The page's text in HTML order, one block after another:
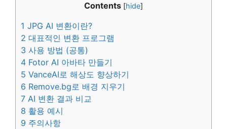
Contents [hide]
1 JPG AI 변환이란?
2 대표적인 변환 프로그램
3 사용 방법 (공통)
4 Fotor AI 아바타 만들기
5 VanceAI로 해상도 향상하기
6 Remove.bg로 배경 지우기
7 AI 변환 결과 비교
8 활용 예시
9 주의사항